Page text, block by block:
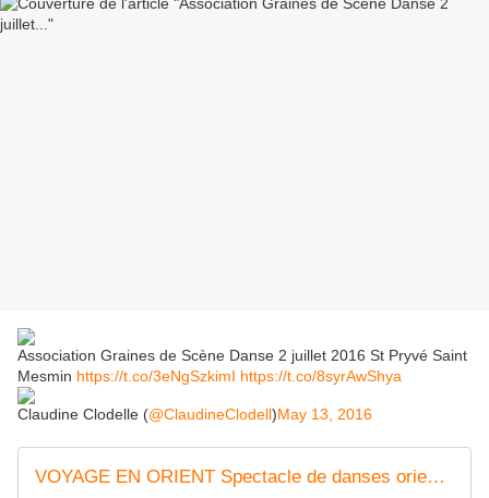
Association Graines de Scène Danse 2 juillet 2016 St Pryvé Saint
Mesmin https://t.co/3eNgSzkimI https://t.co/8syrAwShya
Claudine Clodelle (@ClaudineClodell)May 13, 2016
VOYAGE EN ORIENT Spectacle de danses orientales 2 juillet 2016 ST PRYVE ST MESMIN - VIVRE AUTREMENT VOS LOISIRS avec Clodelle